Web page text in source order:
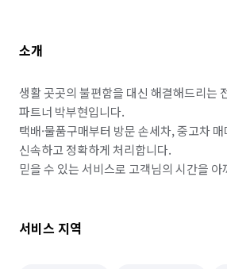
하객 대행
소개
생활 곳곳의 불편함을 대신 해결해드리는
파트너 박부현입니다.
택배·물품구매부터 방문 손세차, 중고차
신속하고 정확하게 처리합니다.
믿을 수 있는 서비스로 고객님의 시간을
서비스 지역